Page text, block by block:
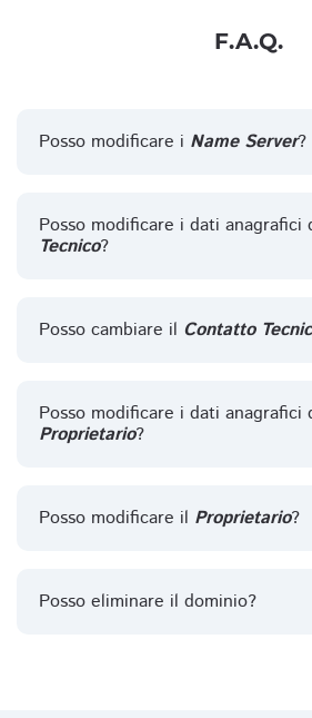
F.A.Q.
Posso modificare i Name Server?
Posso modificare i dati anagrafici
Tecnico?
Posso cambiare il Contatto
Posso modificare i dati anagrafici
Proprietario?
Posso modificare il Proprietario?
Posso eliminare il dominio?